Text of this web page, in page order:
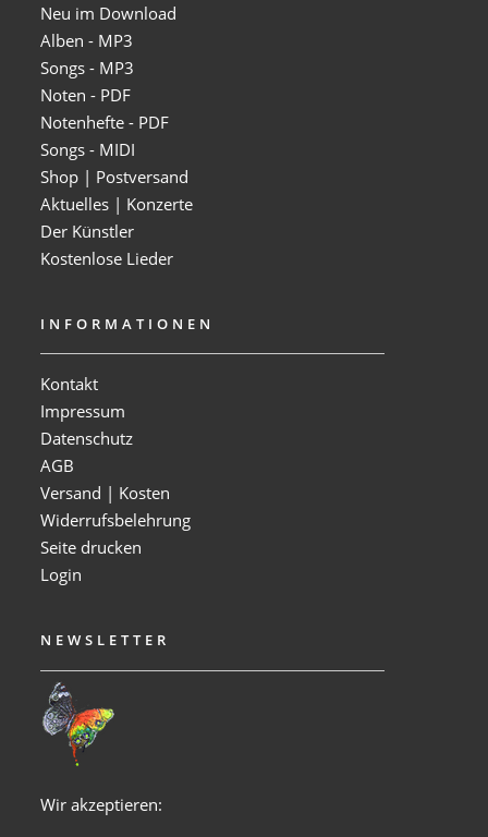
Neu im Download
Alben - MP3
Songs - MP3
Noten - PDF
Notenhefte - PDF
Songs - MIDI
Shop | Postversand
Aktuelles | Konzerte
Der Künstler
Kostenlose Lieder
INFORMATIONEN
Kontakt
Impressum
Datenschutz
AGB
Versand | Kosten
Widerrufsbelehrung
Seite drucken
Login
NEWSLETTER
Wir akzeptieren: